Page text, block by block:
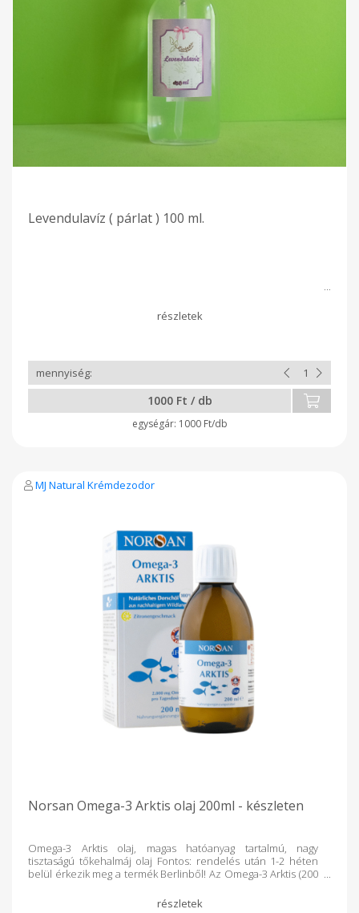
Levendulavíz ( párlat ) 100 ml.
1000 Ft / db
1000 Ft/db
MJ Natural Krémdezodor
Norsan Omega-3 Arktis olaj 200ml - készleten
Omega-3 Arktis olaj, magas hatóanyag tartalmú, nagy
tisztaságú tőkehalmáj olaj Fontos: rendelés után 1-2 héten
belül érkezik meg a termék Berlinből! Az Omega-3 Arktis (200
halászatból. Egy napi adag (10 ml, kb. 1 evőkanál) 2.000 mg